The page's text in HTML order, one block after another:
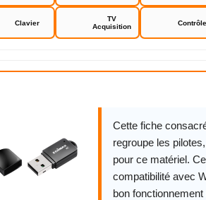
Clavier
TV
Acquisition
Edimax AC600 EW-
Cette fiche
regroupe les
pour ce matériel.
compatibilité avec
bon